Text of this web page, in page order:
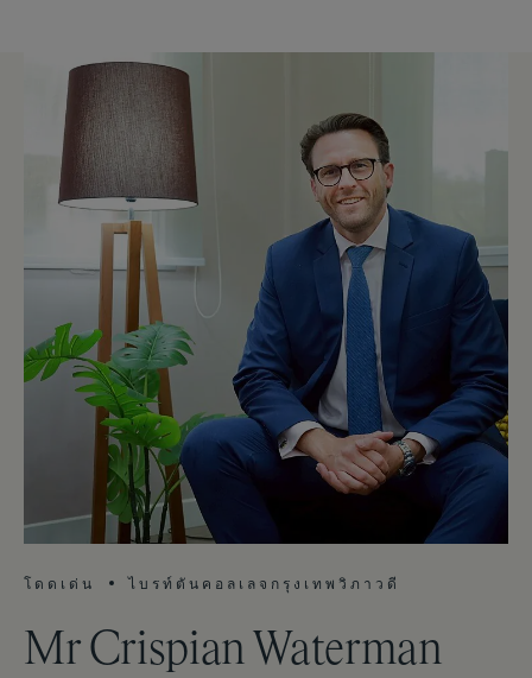
โดดเด่น ไบรท์ตันคอลเลจกรุงเทพวิภาวดี
Mr Crispian Waterman